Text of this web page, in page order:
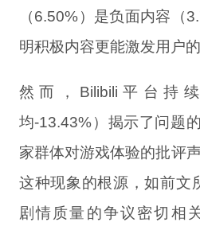
（6.50%）是负面内容（
明积极内容更能激发用户
然而，Bilibili平台持
均-13.43%）揭示了问题
家群体对游戏体验的批评
这种现象的根源，如前文
剧情质量的争议密切相